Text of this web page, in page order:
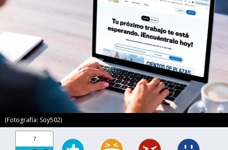
(Fotografía: Soy502)
7